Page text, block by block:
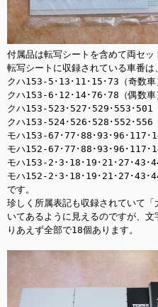
付属品は転写シートを含めて両セッ
転写シートに収録されている車番は、
クハ153-5･13･11･15･73（奇数車
クハ153-6･12･14･76･78（偶数車
クハ153-523･527･529･553･501
クハ153-524･526･528･552･556
モハ153-67･77･88･93･96･117･
モハ152-67･77･88･93･96･117･
モハ153-2･3･18･19･21･27･43･
モハ152-2･3･18･19･21･27･43･
です。
珍しく所属表記も収録されていて
いてあるように見えるのですが、
りあえず全部で18個あります。